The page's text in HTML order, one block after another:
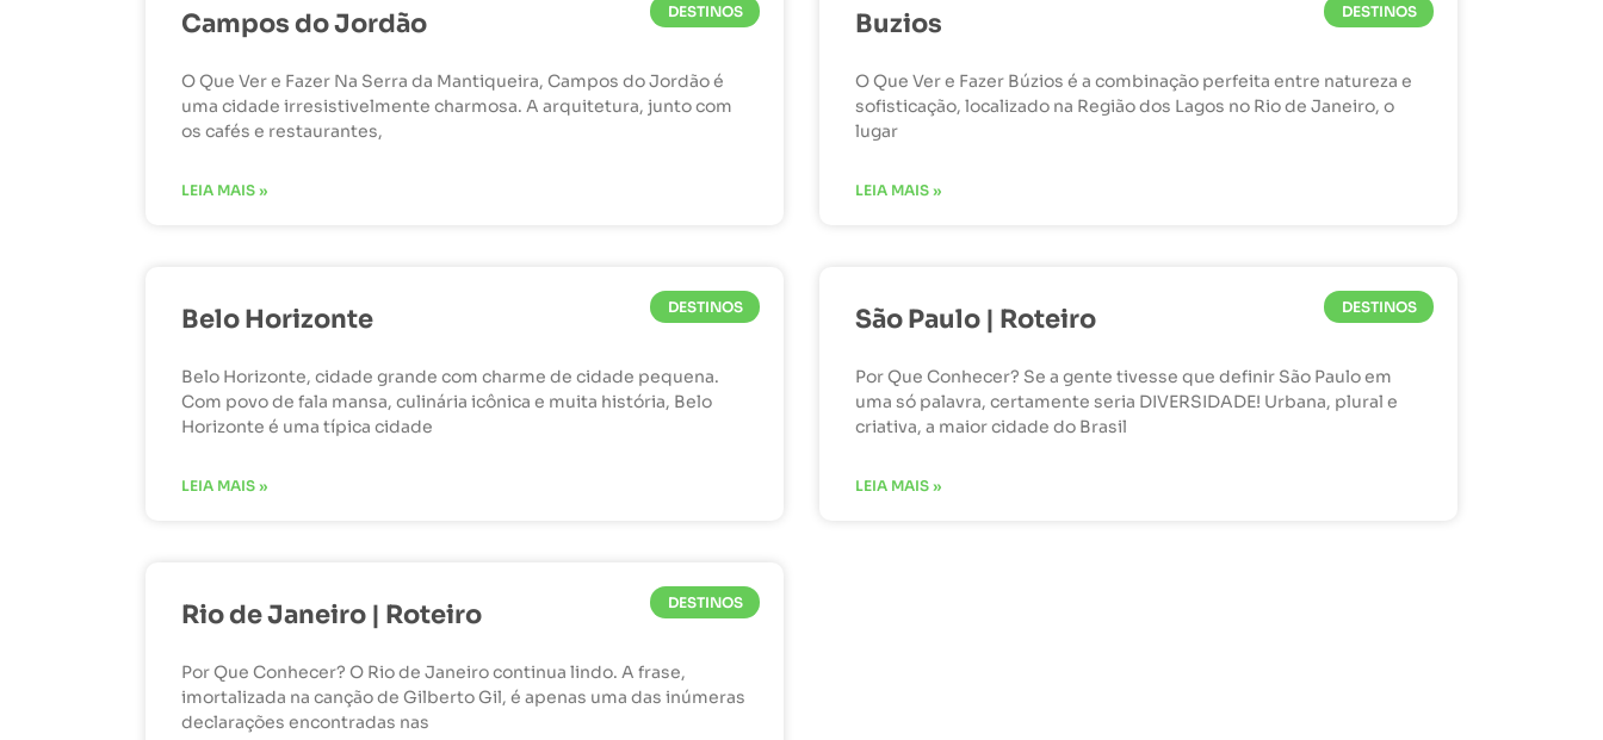
DESTINOS
Campos do Jordão
O Que Ver e Fazer Na Serra da Mantiqueira, Campos do Jordão é
uma cidade irresistivelmente charmosa. A arquitetura, junto com
os cafés e restaurantes,
LEIA MAIS »
DESTINOS
Buzios
O Que Ver e Fazer Búzios é a combinação perfeita entre natureza e
sofisticação, localizado na Região dos Lagos no Rio de Janeiro, o
lugar
LEIA MAIS »
DESTINOS
Belo Horizonte
Belo Horizonte, cidade grande com charme de cidade pequena.
Com povo de fala mansa, culinária icônica e muita história, Belo
Horizonte é uma típica cidade
LEIA MAIS »
DESTINOS
São Paulo | Roteiro
Por Que Conhecer? Se a gente tivesse que definir São Paulo em
uma só palavra, certamente seria DIVERSIDADE! Urbana, plural e
criativa, a maior cidade do Brasil
LEIA MAIS »
DESTINOS
Rio de Janeiro | Roteiro
Por Que Conhecer? O Rio de Janeiro continua lindo. A frase,
imortalizada na canção de Gilberto Gil, é apenas uma das inúmeras
declarações encontradas nas